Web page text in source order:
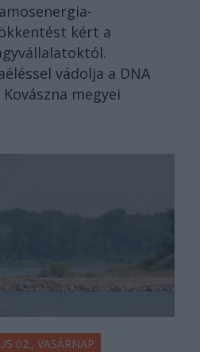
kért a
vádolja a DNA
megyei
02., VASÁRNAP